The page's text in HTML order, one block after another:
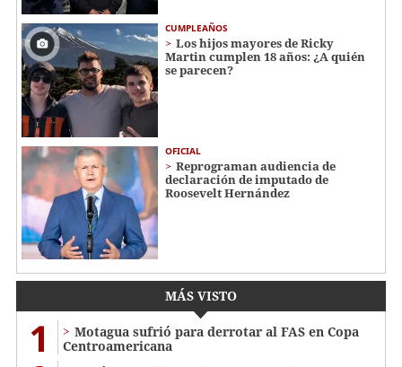
CUMPLEAÑOS
Los hijos mayores de Ricky
Martin cumplen 18 años: ¿A quién
se parecen?
OFICIAL
Reprograman audiencia de
declaración de imputado de
Roosevelt Hernández
MÁS VISTO
1
Motagua sufrió para derrotar al FAS en Copa
Centroamericana